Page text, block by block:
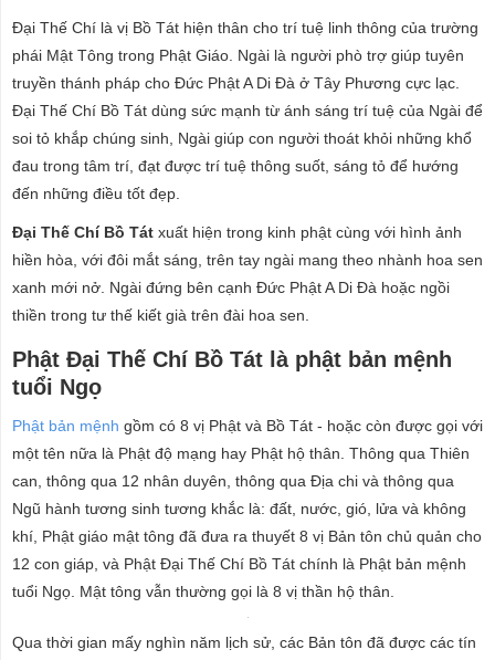
Đại Thế Chí là vị Bồ Tát hiện thân cho trí tuệ linh thông của trường
phái Mật Tông trong Phật Giáo. Ngài là người phò trợ giúp tuyên
truyền thánh pháp cho Đức Phật A Di Đà ở Tây Phương cực lạc.
Đại Thế Chí Bồ Tát dùng sức mạnh từ ánh sáng trí tuệ của Ngài để
soi tỏ khắp chúng sinh, Ngài giúp con người thoát khỏi những khổ
đau trong tâm trí, đạt được trí tuệ thông suốt, sáng tỏ để hướng
đến những điều tốt đẹp.
Đại Thế Chí Bồ Tát xuất hiện trong kinh phật cùng với hình ảnh
hiền hòa, với đôi mắt sáng, trên tay ngài mang theo nhành hoa sen
xanh mới nở. Ngài đứng bên cạnh Đức Phật A Di Đà hoặc ngồi
thiền trong tư thế kiết già trên đài hoa sen.
Phật Đại Thế Chí Bồ Tát là phật bản mệnh
tuổi Ngọ
Phật bản mệnh gồm có 8 vị Phật và Bồ Tát - hoặc còn được gọi với
một tên nữa là Phật độ mạng hay Phật hộ thân. Thông qua Thiên
can, thông qua 12 nhân duyên, thông qua Địa chi và thông qua
Ngũ hành tương sinh tương khắc là: đất, nước, gió, lửa và không
khí, Phật giáo mật tông đã đưa ra thuyết 8 vị Bản tôn chủ quản cho
12 con giáp, và Phật Đại Thế Chí Bồ Tát chính là Phật bản mệnh
tuổi Ngọ. Mật tông vẫn thường gọi là 8 vị thần hộ thân.
Qua thời gian mấy nghìn năm lịch sử, các Bản tôn đã được các tín